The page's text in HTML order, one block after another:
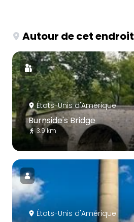
Autour de cet endroit
États-Unis d'Amérique
Burnside's Bridge
3.9 km
États-Unis d'Amérique